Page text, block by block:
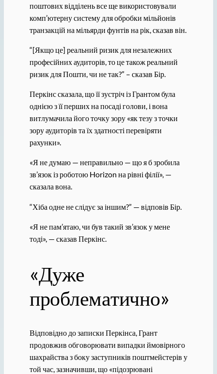
поштових відділень все ще використовували
комп’ютерну систему для обробки мільйонів
транзакцій на мільярди фунтів на рік, сказав він.
“[Якщо це] реальний ризик для незалежних
професійних аудиторів, то це також реальний
ризик для Пошти, чи не так?” – сказав Бір.
Перкінс сказала, що її зустріч із Грантом була
однією з її перших на посаді голови, і вона
витлумачила його точку зору «як тезу з точки
зору аудиторів та їх здатності перевіряти
рахунки».
«Я не думаю — неправильно — що я б зробила
зв’язок із роботою Horizon на рівні філії», —
сказала вона.
“Хіба одне не слідує за іншим?” — відповів Бір.
«Я не пам’ятаю, чи був такий зв’язок у мене
тоді», — сказав Перкінс.
«Дуже
проблематично»
Відповідно до записки Перкінса, Грант
продовжив обговорювати випадки ймовірного
шахрайства з боку заступників поштмейстерів у
той час, зазначивши, що «підозрювані